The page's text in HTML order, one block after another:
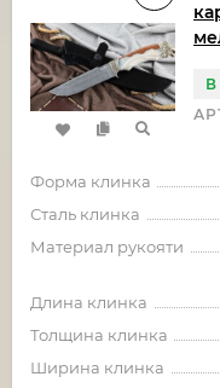
Форма клинка
Сталь клинка
Материал рукояти
Длина клинка
Толщина клинка
Ширина клинка